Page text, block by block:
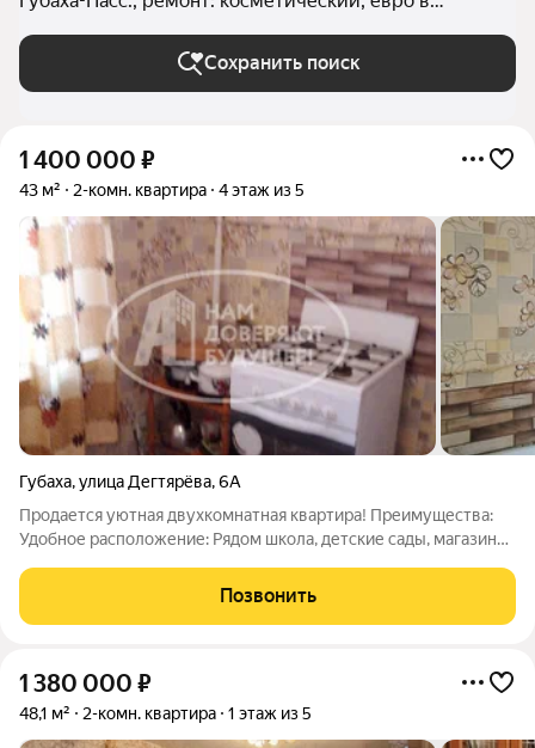
Пермском крае
Сохранить поиск
1 400 000 ₽
43 м² 2-комн. квартира 4 этаж из 5
Губаха,улица Дегтярёва,6А
Продается уютная двухкомнатная квартира! Преимущества:
Удобное расположение: Рядом школа, детские сады, магазины,
любое время года.
Позвонить
1 380 000 ₽
48,1 м² 2-комн. квартира 1 этаж из 5